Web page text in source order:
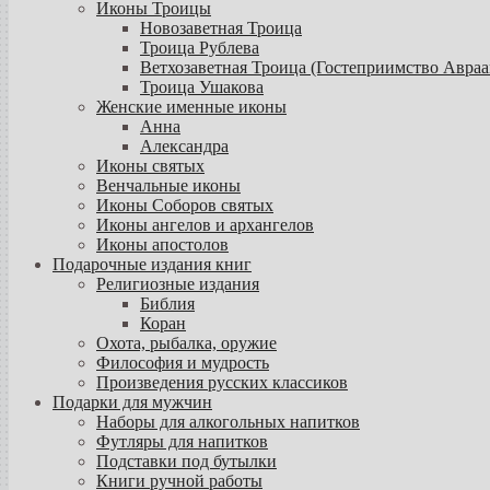
Иконы Троицы
Новозаветная Троица
Троица Рублева
Ветхозаветная Троица (Гостеприимство
Троица Ушакова
Женские именные иконы
Анна
Александра
Иконы святых
Венчальные иконы
Иконы Соборов святых
Иконы ангелов и архангелов
Иконы апостолов
Подарочные издания книг
Религиозные издания
Библия
Коран
Охота, рыбалка, оружие
Философия и мудрость
Произведения русских классиков
Подарки для мужчин
Наборы для алкогольных напитков
Футляры для напитков
Подставки под бутылки
Книги ручной работы